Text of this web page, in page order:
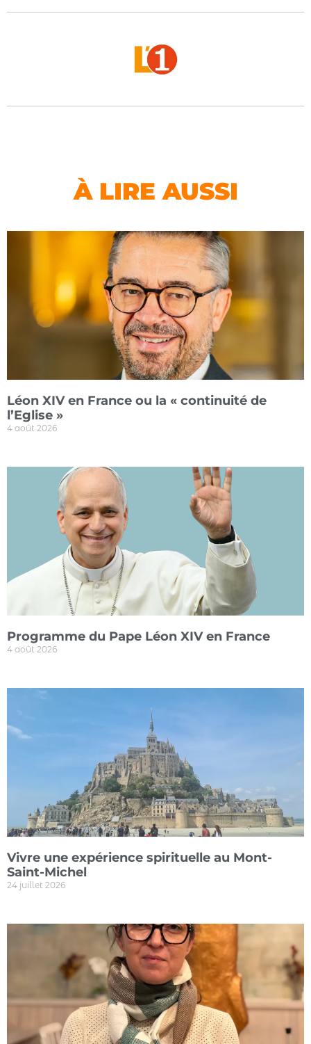
À LIRE AUSSI
Léon XIV en France ou la « continuité de
l’Eglise »
4 août 2026
Programme du Pape Léon XIV en France
4 août 2026
Vivre une expérience spirituelle au Mont-
Saint-Michel
24 juillet 2026